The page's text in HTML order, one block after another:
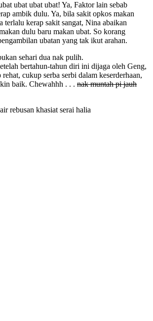
ubat ubat ubat! Ya, Faktor lain sebab
ambik dulu. Ya, bila sakit opkos makan
terlalu kerap sakit sangat, Nina abaikan
dulu baru makan ubat. So korang
ubatan yang tak ikut arahan.
sehari dua nak pulih.
bertahun-tahun diri ini dijaga oleh Geng,
cukup serba serbi dalam keserderhaan,
baik. Chewahhh . . . nak muntah pi jauh